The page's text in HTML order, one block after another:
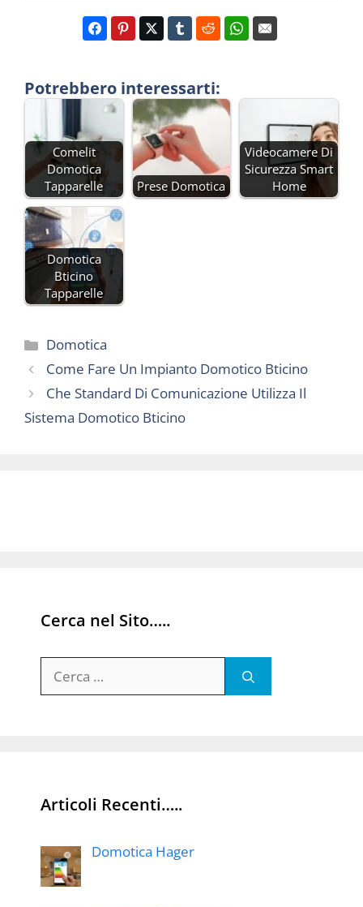
Potrebbero interessarti:
Comelit
Domotica
Tapparelle
Prese Domotica
Videocamere Di
Sicurezza Smart
Home
Domotica
Bticino
Tapparelle
Categorie
Domotica
Come Fare Un Impianto Domotico Bticino
Che Standard Di Comunicazione Utilizza Il
Sistema Domotico Bticino
Cerca nel Sito…..
per:
Articoli Recenti…..
Domotica Hager